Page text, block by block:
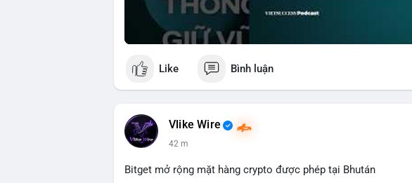
Like Bình luận
Vlike Wire
42 m
Bitget mở rộng mặt hàng crypto được phép tại Bhután